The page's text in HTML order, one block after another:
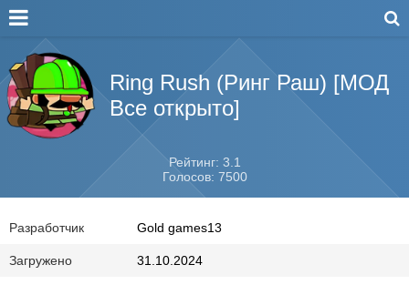
Ring Rush (Ринг Раш) [МОД
Все открыто]
Рейтинг: 3.1
Голосов: 7500
Разработчик Gold games13
Загружено 31.10.2024